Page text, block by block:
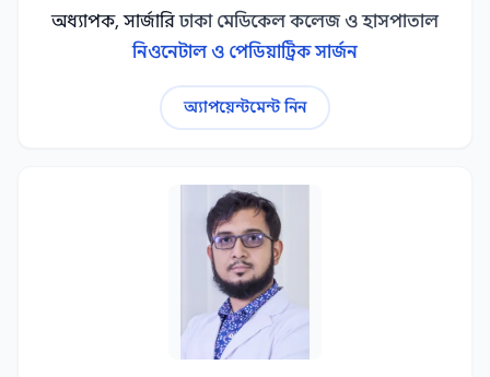
অধ্যাপক, সার্জারি ঢাকা মেডিকেল কলেজ ও হাসপাতাল
নিওনেটাল ও পেডিয়াট্রিক সার্জন
অ্যাপয়েন্টমেন্ট নিন